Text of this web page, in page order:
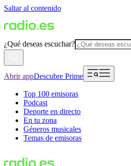
Saltar al contenido
¿Qué deseas escuchar?
Abrir appDescubre Prime
Top 100 emisoras
Podcast
Deporte en directo
En tu zona
Géneros musicales
Temas de emisoras